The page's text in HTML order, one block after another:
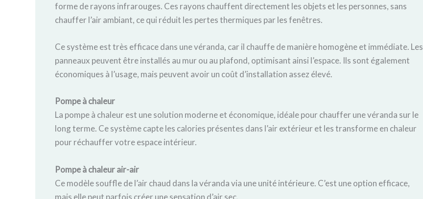
forme de rayons infrarouges. Ces rayons chauffent directement les objets et les personnes, sans
chauffer l’air ambiant, ce qui réduit les pertes thermiques par les fenêtres.
Ce système est très efficace dans une véranda, car il chauffe de manière homogène et immédiate. Les
panneaux peuvent être installés au mur ou au plafond, optimisant ainsi l’espace. Ils sont également
économiques à l’usage, mais peuvent avoir un coût d’installation assez élevé.
Pompe à chaleur
La pompe à chaleur est une solution moderne et économique, idéale pour chauffer une véranda sur le
long terme. Ce système capte les calories présentes dans l’air extérieur et les transforme en chaleur
pour réchauffer votre espace intérieur.
Pompe à chaleur air-air
Ce modèle souffle de l’air chaud dans la véranda via une unité intérieure. C’est une option efficace,
mais elle peut parfois créer une sensation d’air sec.